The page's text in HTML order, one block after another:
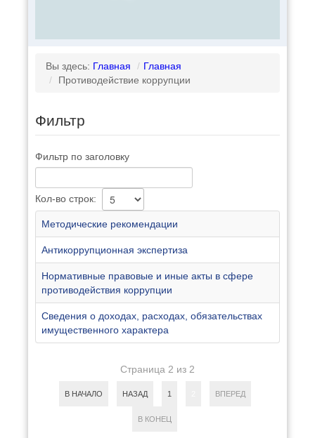
Вы здесь: Главная / Главная
/
Противодействие коррупции
Фильтр
Фильтр по заголовку
Кол-во строк:
Методические рекомендации
Антикоррупционная экспертиза
Нормативные правовые и иные акты в сфере
противодействия коррупции
Сведения о доходах, расходах, обязательствах
имущественного характера
Страница 2 из 2
В НАЧАЛО НАЗАД 1 ВПЕРЕД
В КОНЕЦ